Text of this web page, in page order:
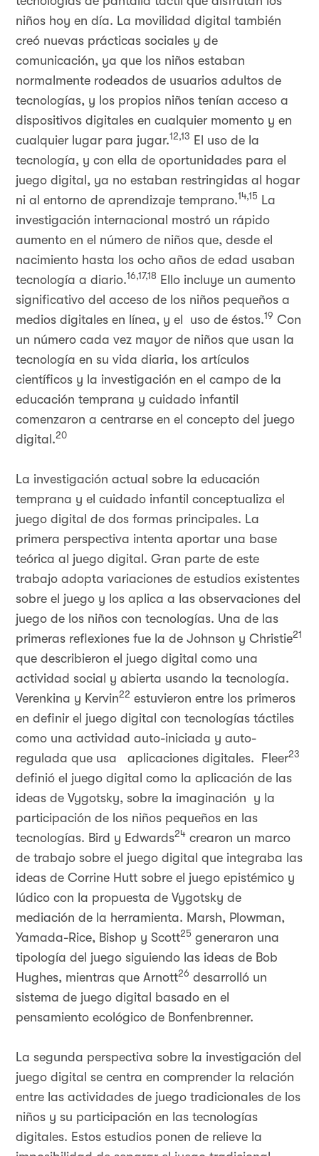
niños hoy en día. La movilidad digital también
creó nuevas prácticas sociales y de
comunicación, ya que los niños estaban
normalmente rodeados de usuarios adultos de
tecnologías, y los propios niños tenían acceso a
dispositivos digitales en cualquier momento y en
cualquier lugar para jugar.12,13 El uso de la
tecnología, y con ella de oportunidades para el
juego digital, ya no estaban restringidas al hogar
ni al entorno de aprendizaje temprano.14,15 La
investigación internacional mostró un rápido
aumento en el número de niños que, desde el
nacimiento hasta los ocho años de edad usaban
tecnología a diario.16,17,18 Ello incluye un aumento
significativo del acceso de los niños pequeños a
medios digitales en línea, y el uso de éstos.19 Con
un número cada vez mayor de niños que usan la
tecnología en su vida diaria, los artículos
científicos y la investigación en el campo de la
educación temprana y cuidado infantil
comenzaron a centrarse en el concepto del juego
digital.20
La investigación actual sobre la educación
temprana y el cuidado infantil conceptualiza el
juego digital de dos formas principales. La
primera perspectiva intenta aportar una base
teórica al juego digital. Gran parte de este
trabajo adopta variaciones de estudios existentes
sobre el juego y los aplica a las observaciones del
juego de los niños con tecnologías. Una de las
primeras reflexiones fue la de Johnson y Christie21
que describieron el juego digital como una
actividad social y abierta usando la tecnología.
Verenkina y Kervin22 estuvieron entre los primeros
en definir el juego digital con tecnologías táctiles
como una actividad auto-iniciada y auto-
regulada que usa aplicaciones digitales. Fleer23
definió el juego digital como la aplicación de las
ideas de Vygotsky, sobre la imaginación y la
participación de los niños pequeños en las
tecnologías. Bird y Edwards24 crearon un marco
de trabajo sobre el juego digital que integraba las
ideas de Corrine Hutt sobre el juego epistémico y
lúdico con la propuesta de Vygotsky de
mediación de la herramienta. Marsh, Plowman,
Yamada-Rice, Bishop y Scott25 generaron una
tipología del juego siguiendo las ideas de Bob
Hughes, mientras que Arnott26 desarrolló un
sistema de juego digital basado en el
pensamiento ecológico de Bonfenbrenner.
La segunda perspectiva sobre la investigación del
juego digital se centra en comprender la relación
entre las actividades de juego tradicionales de los
niños y su participación en las tecnologías
digitales. Estos estudios ponen de relieve la